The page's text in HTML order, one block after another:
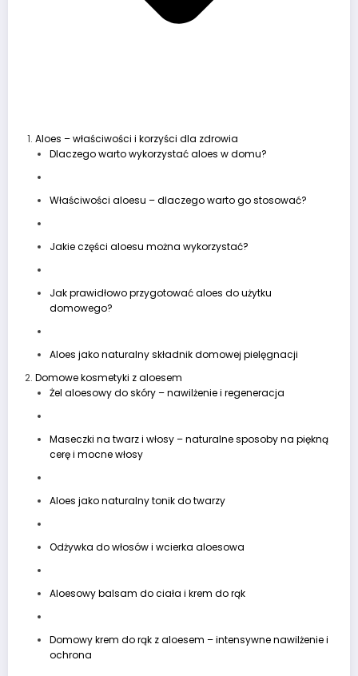
Aloes – właściwości i korzyści dla zdrowia
Dlaczego warto wykorzystać aloes w domu?
Właściwości aloesu – dlaczego warto go stosować?
Jakie części aloesu można wykorzystać?
Jak prawidłowo przygotować aloes do użytku
domowego?
Aloes jako naturalny składnik domowej pielęgnacji
Domowe kosmetyki z aloesem
Żel aloesowy do skóry – nawilżenie i regeneracja
Maseczki na twarz i włosy – naturalne sposoby na piękną
cerę i mocne włosy
Aloes jako naturalny tonik do twarzy
Odżywka do włosów i wcierka aloesowa
Aloesowy balsam do ciała i krem do rąk
Domowy krem do rąk z aloesem – intensywne nawilżenie i
ochrona